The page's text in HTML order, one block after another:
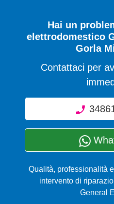
Hai un
elettrodomestico
Gorla
Contattaci per
Qualità, professionalità
intervento di
General